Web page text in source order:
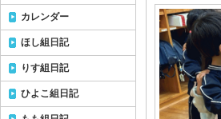
カレンダー
ほし組日記
りす組日記
ひよこ組日記